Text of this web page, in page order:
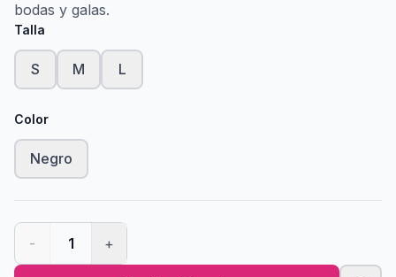
bodas y galas.
Talla
S M L
Color
Negro
- 1 +